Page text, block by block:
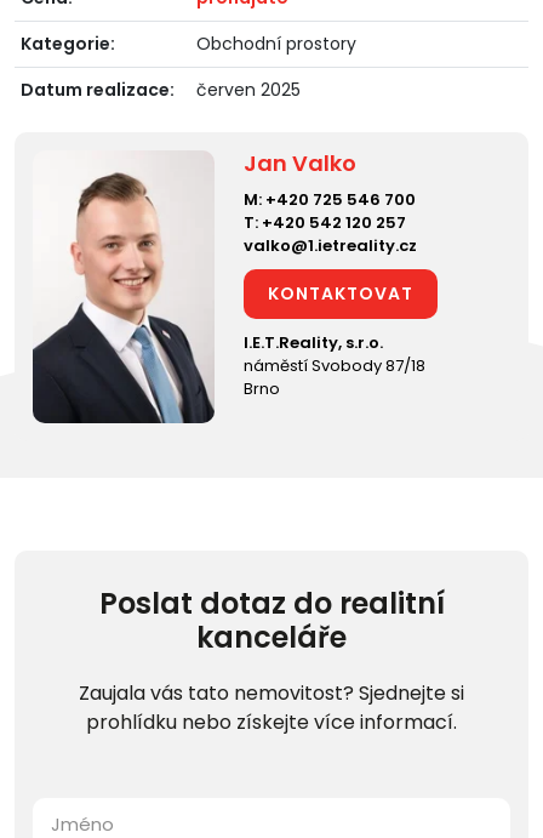
Kategorie:
Obchodní prostory
Datum realizace:
červen 2025
Jan Valko
M: +420 725 546 700
T: +420 542 120 257
valko@1.ietreality.cz
KONTAKTOVAT
I.E.T.Reality, s.r.o.
náměstí Svobody 87/18
Brno
Poslat dotaz do realitní
kanceláře
Zaujala vás tato nemovitost? Sjednejte si
prohlídku nebo získejte více informací.
Jméno